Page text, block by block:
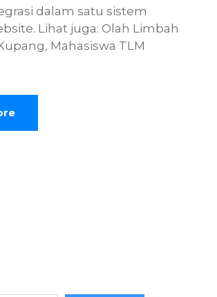
dalam satu sistem
Lihat juga: Olah Limbah
Mahasiswa TLM